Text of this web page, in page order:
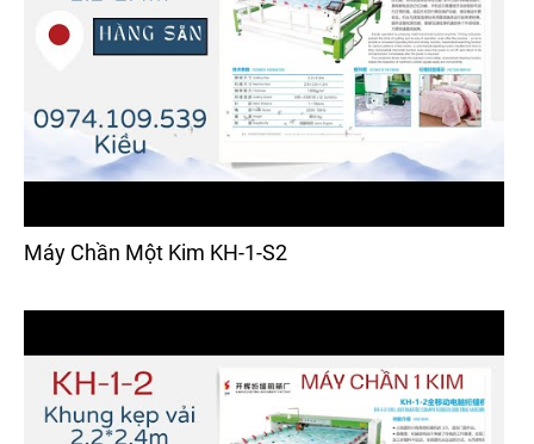
Máy Chần Một Kim KH-1-S2